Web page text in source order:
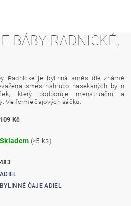
BÁBY RADNICKÉ,
Radnické je bylinná směs dle známé
směs nahrubo nasekaných bylin
který podporuje menstruační a
. Ve formě čajových sáčků.
Kč
Skladem (>5 ks)
483
ADIEL
BYLINNÉ ČAJE ADIEL